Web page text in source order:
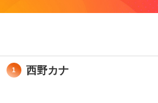
1 西野カナ